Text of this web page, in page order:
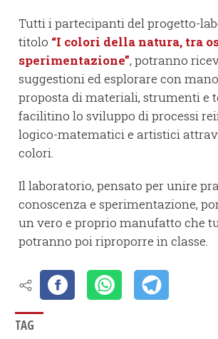
Tutti i partecipanti del progetto-
titolo “I colori della natura, tra
sperimentazione”, potranno
suggestioni ed esplorare con
proposta di materiali, strumenti e
facilitino lo sviluppo di processi
logico-matematici e artistici
colori.
Il laboratorio, pensato per unire
conoscenza e sperimentazione,
un vero e proprio manufatto che
potranno poi riproporre in classe.
TAG